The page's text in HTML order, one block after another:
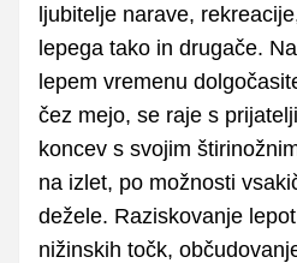
ljubitelje narave,
lepega tako in drugače.
lepem vremenu
čez mejo, se raje s
koncev s svojim
na izlet, po možnosti
dežele. Raziskovanje
nižinskih točk,